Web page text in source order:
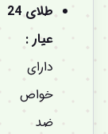
طلای 24
عیار :
دارای
خواص
ضد